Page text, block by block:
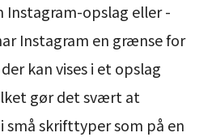
Instagram-opslag eller -
Instagram en grænse for
kan vises i et opslag
gør det svært at
små skrifttyper som på en